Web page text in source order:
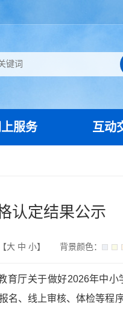
上服务 互动
认定结果公示
大 中 小】 背景颜色：
育厅关于做好2026年中小
名、线上审核、体检等程